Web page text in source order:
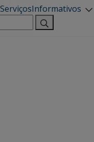
ServiçosInformativos